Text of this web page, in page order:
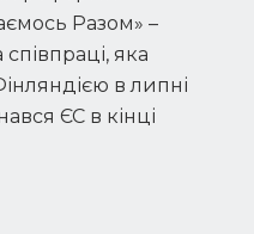
Разом» –
яка
в липні
ЄС в кінці